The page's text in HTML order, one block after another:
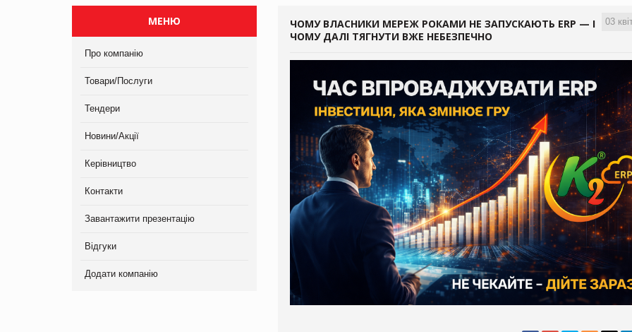
МЕНЮ
Про компанію
Товари/Послуги
Тендери
Новини/Акції
Керівництво
Контакти
Завантажити презентацію
Відгуки
Додати компанію
03
ЧОМУ ВЛАСНИКИ МЕРЕЖ РОКАМИ НЕ ЗАПУСКАЮТЬ ERP — І
ЧОМУ ДАЛІ ТЯГНУТИ ВЖЕ НЕБЕЗПЕЧНО